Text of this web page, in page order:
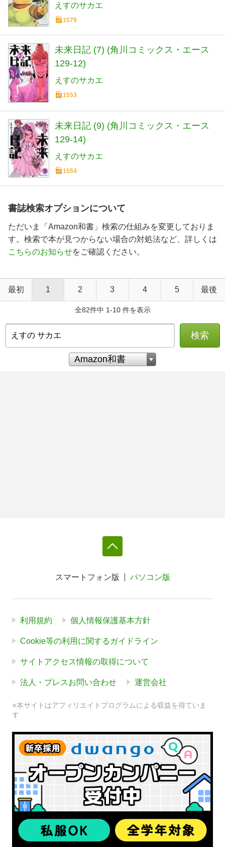
えすのサカエ
1579
未来日記 (7) (角川コミックス・エース
129-12)
えすのサカエ
1553
未来日記 (9) (角川コミックス・エース
129-14)
えすのサカエ
1554
書誌検索オプションについて
ただいま「Amazon和書」検索の仕組みを変更しておりま
す。検索で本が見つからない場合の対処法など、詳しくは
こちらのお知らせをご確認ください。
最初 1 2 3 4 5 最後
全82件中 1-10 件を表示
検索
スマートフォン版 パソコン版
利用規約 個人情報保護基本方針
Cookie等の利用に関するガイドライン
サイトアクセス情報の取得について
法人・プレスお問い合わせ 運営会社
※本サイトはアフィリエイトプログラムによる収益を得ていま
す